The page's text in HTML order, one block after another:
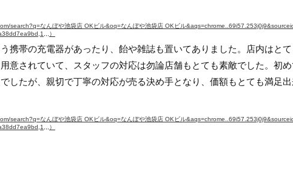
search?q=なんぼや池袋店 OKビル&oq=なんぼや池袋店 OKビル
）
携帯の充電器があったり、飴や雑誌も置いてありました。店内はと
意されていて、スタッフの対応は勿論店舗もとても素敵でした。初
したが、親切で丁寧の対応が売る決め手となり、価額もとても満足
search?q=なんぼや池袋店 OKビル&oq=なんぼや池袋店 OKビル
）